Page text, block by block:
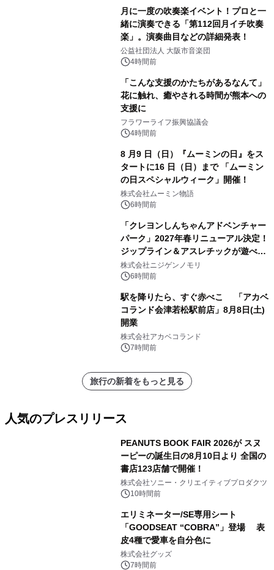
月に一度の吹奏楽イベント！プロと一
緒に演奏できる「第112回月イチ吹奏
楽」。演奏曲目などの詳細発表！
公益社団法人 大阪市音楽団
4時間前
「こんな支援のかたちがあるなんて」
花に触れ、癒やされる時間が熊本への
支援に
フラワーライフ振興協議会
4時間前
8 月9 日（日）『ムーミンの日』をス
タートに16 日（日）まで 「ムーミン
の日スペシャルウィーク」開催！
株式会社ムーミン物語
6時間前
「クレヨンしんちゃんアドベンチャー
パーク」2027年春リニューアル決定！
ジップライン＆アスレチックが遊べる
のは今年が最後！ 「ラスト！ドキがム
ネムネ～大作戦！」始動
株式会社ニジゲンノモリ
6時間前
駅を降りたら、すぐ赤べこ 「アカベ
コランド会津若松駅前店」8月8日(土)
開業
株式会社アカベコランド
7時間前
旅行の新着をもっと見る
人気のプレスリリース
PEANUTS BOOK FAIR 2026が スヌ
ーピーの誕生日の8月10日より 全国の
書店123店舗で開催！
株式会社ソニー・クリエイティブプロダクツ
10時間前
エリミネーター/SE専用シート
「GOODSEAT “COBRA”」登場 表
皮4種で愛車を自分色に
株式会社グッズ
7時間前